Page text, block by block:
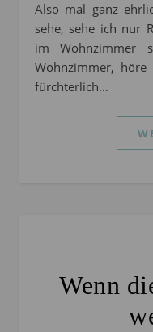
Also mal ganz ehrlich, wenn ich aus dem Fenster
sehe, sehe ich nur
im Wohnzimmer
Wohnzimmer,
fürchterlich…
Wenn